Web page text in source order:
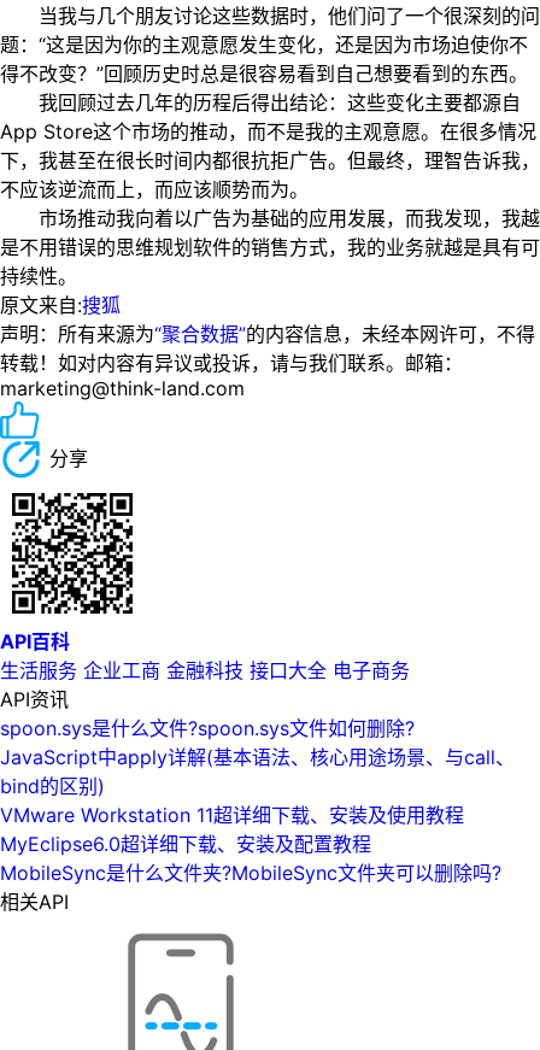
当我与几个朋友讨论这些数据时，他们问了一个很深刻的问
题：“这是因为你的主观意愿发生变化，还是因为市场迫使你不
得不改变？”回顾历史时总是很容易看到自己想要看到的东西。
我回顾过去几年的历程后得出结论：这些变化主要都源自
App Store这个市场的推动，而不是我的主观意愿。在很多情况
下，我甚至在很长时间内都很抗拒广告。但最终，理智告诉我，
不应该逆流而上，而应该顺势而为。
市场推动我向着以广告为基础的应用发展，而我发现，我越
是不用错误的思维规划软件的销售方式，我的业务就越是具有可
持续性。
原文来自:搜狐
声明：所有来源为“聚合数据”的内容信息，未经本网许可，不得
转载！如对内容有异议或投诉，请与我们联系。邮箱：
marketing@think-land.com
分享
API百科
生活服务 企业工商 金融科技 接口大全 电子商务
API资讯
spoon.sys是什么文件?spoon.sys文件如何删除?
JavaScript中apply详解(基本语法、核心用途场景、与call、
bind的区别)
VMware Workstation 11超详细下载、安装及使用教程
MyEclipse6.0超详细下载、安装及配置教程
MobileSync是什么文件夹?MobileSync文件夹可以删除吗?
相关API